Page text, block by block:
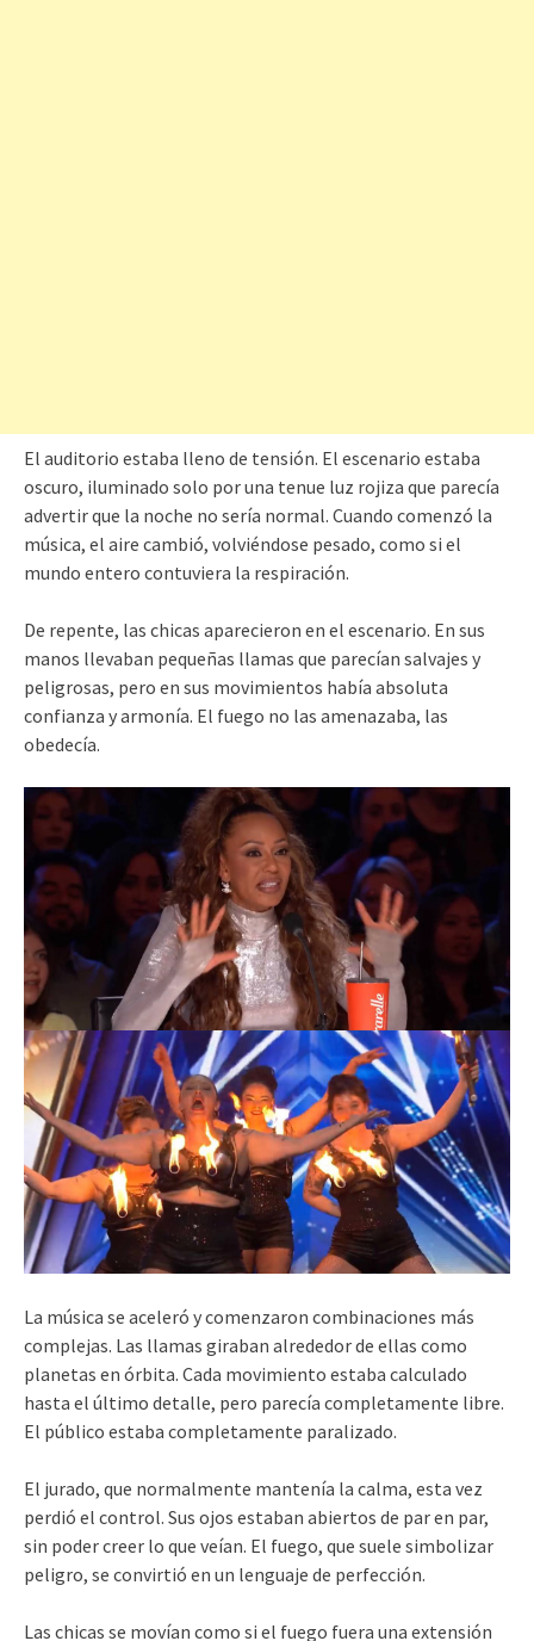
El auditorio estaba lleno de tensión. El escenario estaba
oscuro, iluminado solo por una tenue luz rojiza que parecía
advertir que la noche no sería normal. Cuando comenzó la
música, el aire cambió, volviéndose pesado, como si el
mundo entero contuviera la respiración.
De repente, las chicas aparecieron en el escenario. En sus
manos llevaban pequeñas llamas que parecían salvajes y
peligrosas, pero en sus movimientos había absoluta
confianza y armonía. El fuego no las amenazaba, las
obedecía.
La música se aceleró y comenzaron combinaciones más
complejas. Las llamas giraban alrededor de ellas como
planetas en órbita. Cada movimiento estaba calculado
hasta el último detalle, pero parecía completamente libre.
El público estaba completamente paralizado.
El jurado, que normalmente mantenía la calma, esta vez
perdió el control. Sus ojos estaban abiertos de par en par,
sin poder creer lo que veían. El fuego, que suele simbolizar
peligro, se convirtió en un lenguaje de perfección.
Las chicas se movían como si el fuego fuera una extensión